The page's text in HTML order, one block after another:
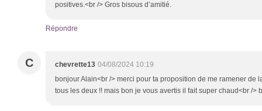
positives.<br /> Gros bisous d’amitié.
Répondre
C chevrette13 04/08/2024 10:19
bonjour Alain<br /> merci pour ta proposition de me ramener de
tous les deux !! mais bon je vous avertis il fait super chaud<br />